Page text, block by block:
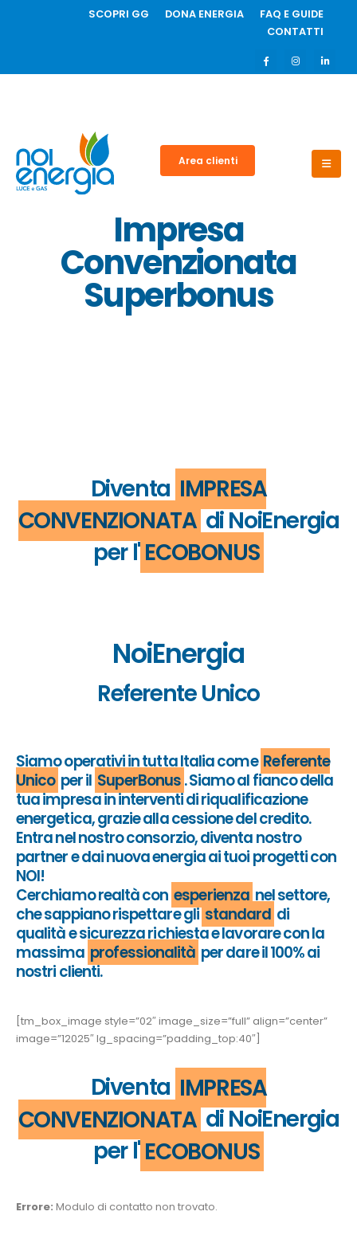
SCOPRI GG DONA ENERGIA
FAQ E GUIDE
CONTATTI
Area clienti
Impresa
Convenzionata
Superbonus
Diventa IMPRESA
CONVENZIONATA di NoiEnergia
per l'ECOBONUS
NoiEnergia
Referente Unico
Siamo operativi in tutta Italia come Referente
Unico per il SuperBonus . Siamo al fianco della
tua impresa in interventi di riqualificazione
energetica, grazie alla cessione del credito.
Entra nel nostro consorzio, diventa nostro
partner e dai nuova energia ai tuoi progetti con
NOI!
Cerchiamo realtà con esperienza nel settore,
che sappiano rispettare gli standard di
qualità e sicurezza richiesta e lavorare con la
massima professionalità per dare il 100% ai
nostri clienti.
[tm_box_image style=”02″ image_size=”full” align=”center”
image=”12025″ lg_spacing=”padding_top:40″]
Diventa IMPRESA
CONVENZIONATA di NoiEnergia
per l'ECOBONUS
Errore: Modulo di contatto non trovato.